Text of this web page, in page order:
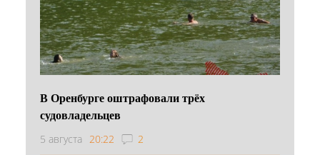
В Оренбурге оштрафовали трёх
судовладельцев
5 августа 20:22 2